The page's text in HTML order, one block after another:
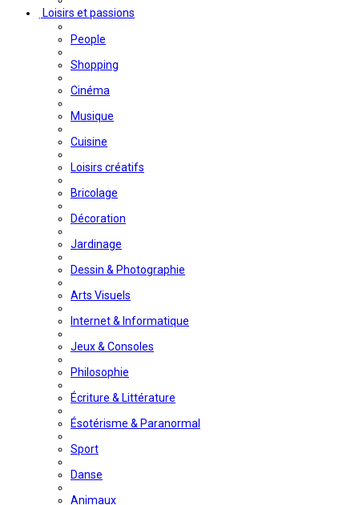
Loisirs et passions
People
Shopping
Cinéma
Musique
Cuisine
Loisirs créatifs
Bricolage
Décoration
Jardinage
Dessin & Photographie
Arts Visuels
Internet & Informatique
Jeux & Consoles
Philosophie
Écriture & Littérature
Ésotérisme & Paranormal
Sport
Danse
Animaux